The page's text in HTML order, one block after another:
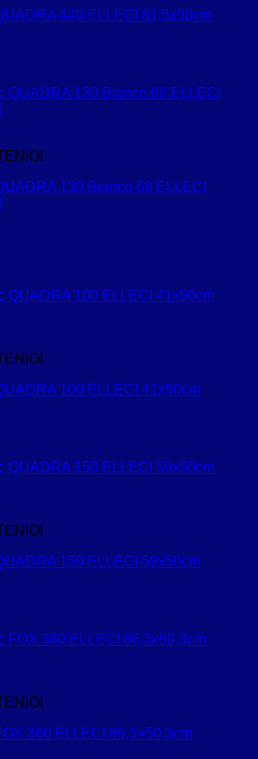
440 ELLECI 81,5x50cm
130 Bianco 68 ELLECI
100 ELLECI 41x50cm
150 ELLECI 59x50cm
360 ELLECI 86,3×50,3cm